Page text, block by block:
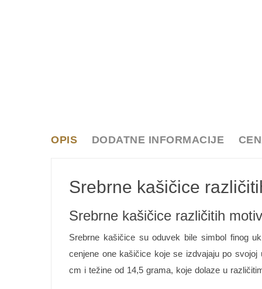
OPIS DODATNE INFORMACIJE
Srebrne kašičice
Srebrne kašičice različitih
Srebrne kašičice su oduvek bile simbol finog
cenjene one kašičice koje se izdvajaju po
cm i težine od 14,5 grama, koje dolaze u